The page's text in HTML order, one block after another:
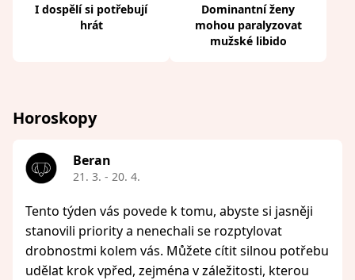
I dospělí si potřebují
hrát
Dominantní ženy
mohou paralyzovat
mužské libido
Horoskopy
Beran
21. 3. - 20. 4.
Tento týden vás povede k tomu, abyste si jasněji
stanovili priority a nenechali se rozptylovat
drobnostmi kolem vás. Můžete cítit silnou potřebu
udělat krok vpřed, zejména v záležitosti, kterou